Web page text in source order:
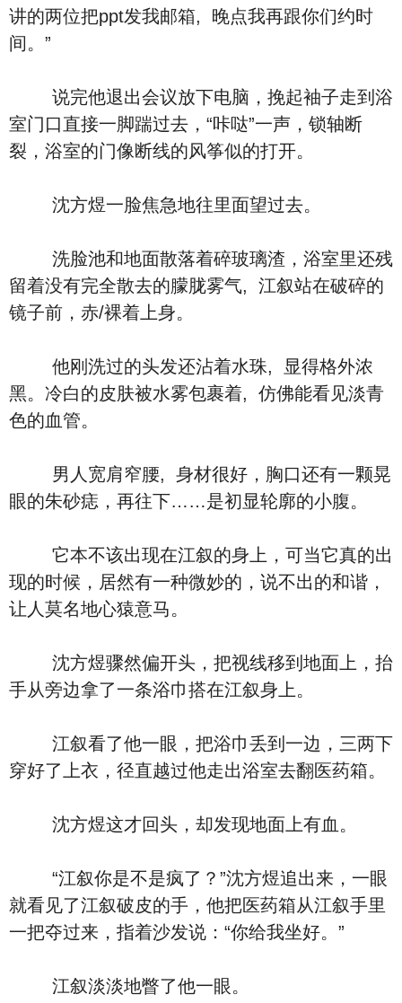
讲的两位把ppt发我邮箱, 晚点我再跟你们约时
间。”
说完他退出会议放下电脑，挽起袖子走到浴
室门口直接一脚踹过去，“咔哒”一声，锁轴断
裂，浴室的门像断线的风筝似的打开。
沈方煜一脸焦急地往里面望过去。
洗脸池和地面散落着碎玻璃渣，浴室里还残
留着没有完全散去的朦胧雾气, 江叙站在破碎的
镜子前，赤/裸着上身。
他刚洗过的头发还沾着水珠, 显得格外浓
黑。冷白的皮肤被水雾包裹着, 仿佛能看见淡青
色的血管。
男人宽肩窄腰, 身材很好，胸口还有一颗晃
眼的朱砂痣，再往下……是初显轮廓的小腹。
它本不该出现在江叙的身上，可当它真的出
现的时候，居然有一种微妙的，说不出的和谐，
让人莫名地心猿意马。
沈方煜骤然偏开头，把视线移到地面上，抬
手从旁边拿了一条浴巾搭在江叙身上。
江叙看了他一眼，把浴巾丢到一边，三两下
穿好了上衣，径直越过他走出浴室去翻医药箱。
沈方煜这才回头，却发现地面上有血。
“江叙你是不是疯了？”沈方煜追出来，一眼
就看见了江叙破皮的手，他把医药箱从江叙手里
一把夺过来，指着沙发说：“你给我坐好。”
江叙淡淡地瞥了他一眼。